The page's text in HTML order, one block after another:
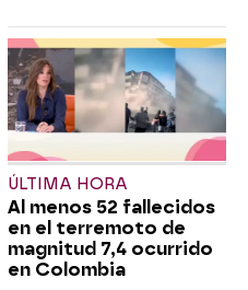
ÚLTIMA HORA
Al menos 52 fallecidos
en el terremoto de
magnitud 7,4 ocurrido
en Colombia